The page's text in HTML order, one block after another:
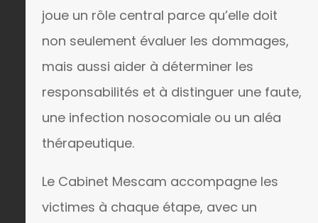
joue un rôle central parce qu’elle doit
non seulement évaluer les dommages,
mais aussi aider à déterminer les
responsabilités et à distinguer une faute,
une infection nosocomiale ou un aléa
thérapeutique.
Le Cabinet Mescam accompagne les
victimes à chaque étape, avec un